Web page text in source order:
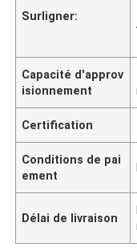
Surligner:
Capacité d'approv
isionnement
Certification
Conditions de pai
ement
Délai de livraison